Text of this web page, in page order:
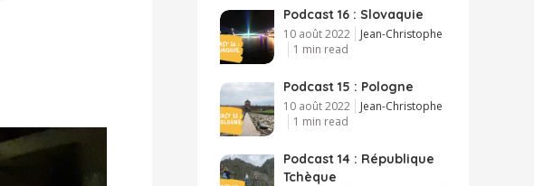
Podcast 16 : Slovaquie
10 août 2022
Jean-Christophe
1 min read
Podcast 15 : Pologne
10 août 2022
Jean-Christophe
1 min read
Podcast 14 : République
Tchèque